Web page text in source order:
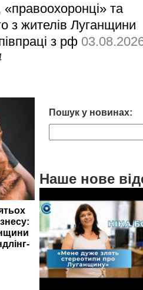
«правоохоронці» та
з жителів Луганщини
з рф
Пошук у новинах:
Наше нове